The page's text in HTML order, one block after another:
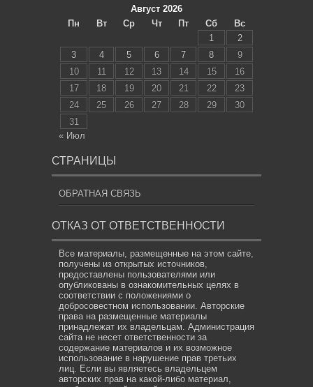
Август 2026
Пн
Вт Ср Чт Пт Сб
Вс
1
2
3
4 5 6 7 8
9
10
11 12 13 14 15
16
17
18 19 20 21 22
23
24
25 26 27 28 29
30
31
« Июл
СТРАНИЦЫ
ОБРАТНАЯ СВЯЗЬ
ОТКАЗ ОТ ОТВЕТСТВЕННОСТИ
Все материалы, размещенные на этом сайте,
получены из открытых источников,
предоставлены пользователями или
опубликованы в ознакомительных целях в
соответствии с положениями о
добросовестном использовании. Авторские
права на размещенные материалы
принадлежат их владельцам. Администрация
сайта не несет ответственности за
содержание материалов и их возможное
использование в нарушение прав третьих
лиц. Если вы являетесь владельцем
авторских прав на какой-либо материал,